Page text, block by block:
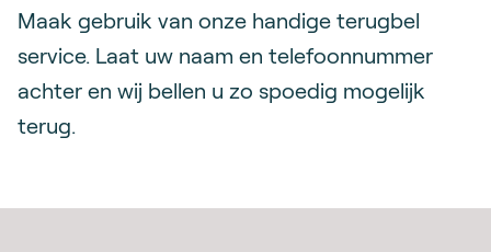
Maak gebruik van onze handige terugbel
service. Laat uw naam en telefoonnummer
achter en wij bellen u zo spoedig mogelijk
terug.